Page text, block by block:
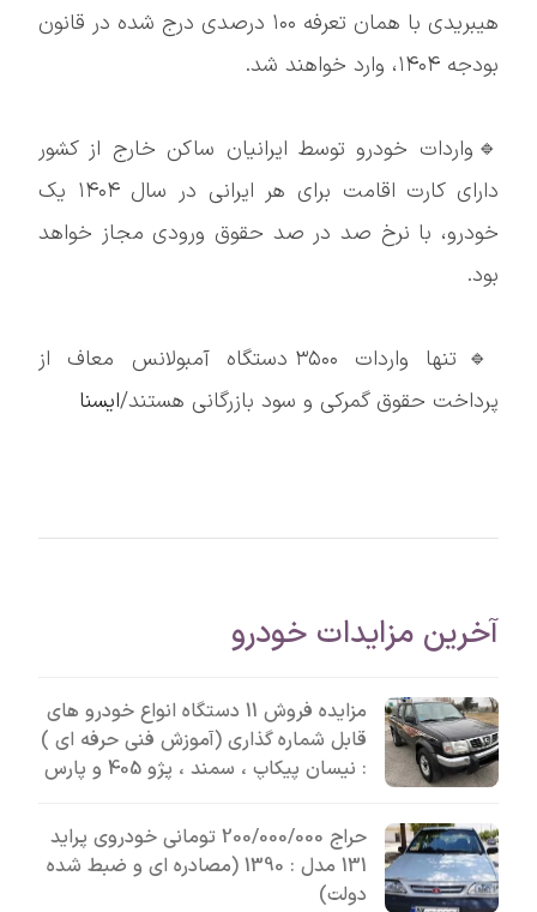
هیبریدی با همان تعرفه ۱۰۰ درصدی درج شده در قانون
بودجه ۱۴۰۴، وارد خواهند شد.
🔹واردات خودرو توسط ایرانیان ساکن خارج از کشور
دارای کارت اقامت برای هر ایرانی در سال ۱۴۰۴ یک
خودرو، با نرخ صد در صد حقوق ورودی مجاز خواهد
بود.
🔹تنها واردات ۳۵۰۰ دستگاه آمبولانس معاف از
پرداخت حقوق گمرکی و سود بازرگانی هستند/ایسنا
آخرین مزایدات خودرو
مزایده فروش 11 دستگاه انواع خودرو های
قابل شماره گذاری (آموزش فنی حرفه ای )
: نیسان پیکاپ ، سمند ، پژو 405 و پارس
حراج 200/000/000 تومانی خودروی پراید
131 مدل : 1390 (مصادره ای و ضبط شده
دولت)